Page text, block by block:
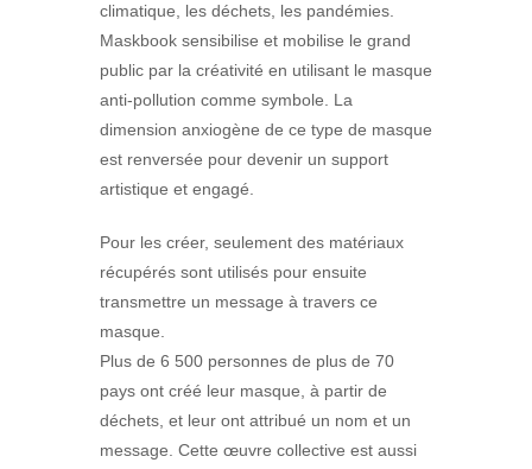
climatique, les déchets, les pandémies.
Maskbook sensibilise et mobilise le grand
public par la créativité en utilisant le masque
anti-pollution comme symbole. La
dimension anxiogène de ce type de masque
est renversée pour devenir un support
artistique et engagé.
Pour les créer, seulement des matériaux
récupérés sont utilisés pour ensuite
transmettre un message à travers ce
masque.
Plus de 6 500 personnes de plus de 70
pays ont créé leur masque, à partir de
déchets, et leur ont attribué un nom et un
message. Cette œuvre collective est aussi